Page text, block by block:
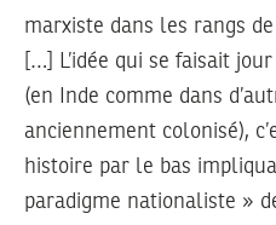
marxiste dans les rangs
[…] L’idée qui se faisait
(en Inde comme dans
anciennement colonisé),
histoire par le bas
paradigme nationaliste »